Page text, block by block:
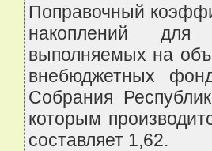
Поправочный
накоплений для
выполняемых на
внебюджетных
Собрания
которым
составляет 1,62.